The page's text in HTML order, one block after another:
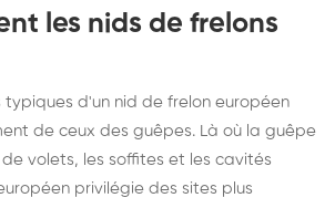
les nids de frelons
typiques d'un nid de frelon européen
de ceux des guêpes. Là où la guêpe
volets, les soffites et les cavités
privilégie des sites plus